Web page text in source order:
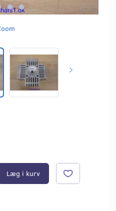
Læg i kurv